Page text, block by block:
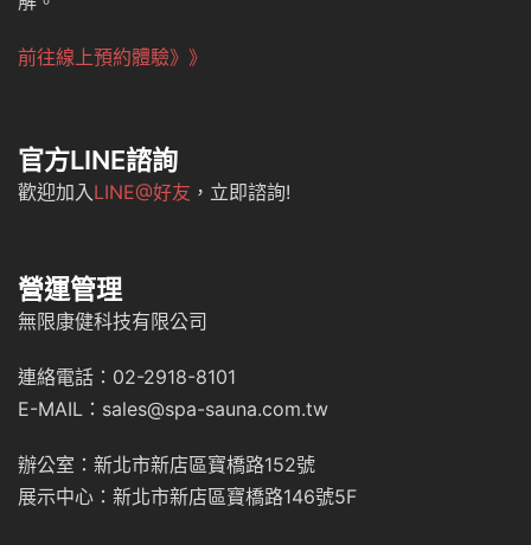
前往線上預約體驗》》
官方LINE諮詢
歡迎加入 LINE@好友 ，立即諮詢!
營運管理
無限康健科技有限公司
連絡電話：02-2918-8101
E-MAIL：sales@spa-sauna.com.tw
辦公室：新北市新店區寶橋路152號
展示中心：新北市新店區寶橋路146號5F